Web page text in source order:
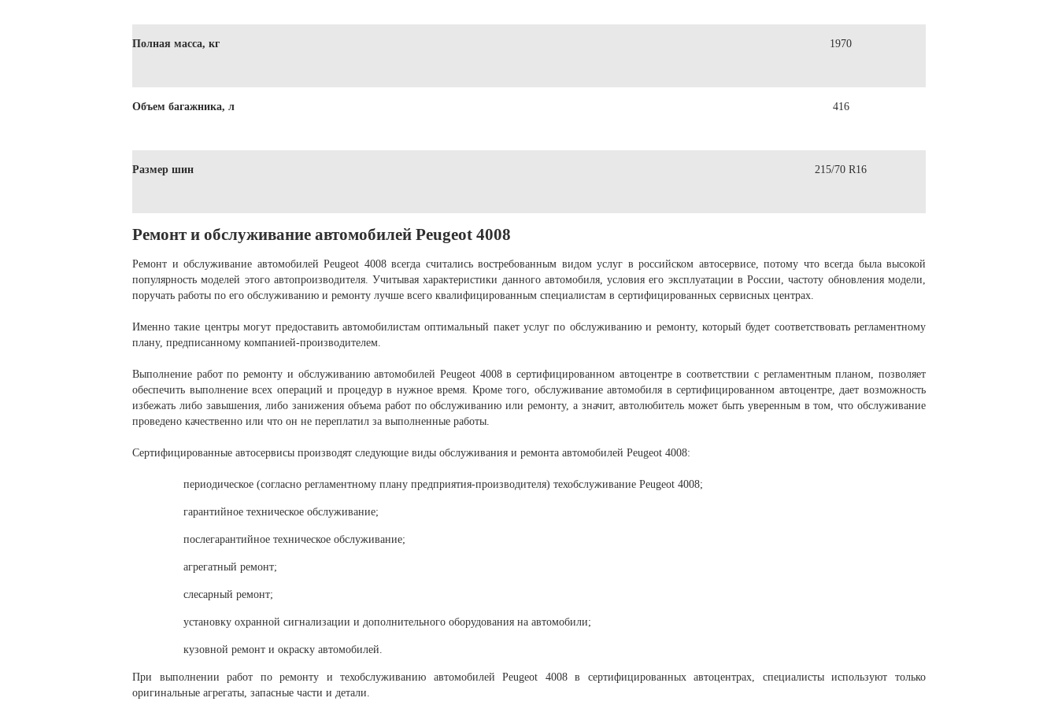
Полная масса, кг 1970
Объем багажника, л 416
Размер шин 215/70 R16
Ремонт и обслуживание автомобилей Peugeot 4008
Ремонт и обслуживание автомобилей Peugeot 4008 всегда считались востребованным видом услуг в российском автосервисе, потому что всегда была высокой
популярность моделей этого автопроизводителя. Учитывая характеристики данного автомобиля, условия его эксплуатации в России, частоту обновления модели,
поручать работы по его обслуживанию и ремонту лучше всего квалифицированным специалистам в сертифицированных сервисных центрах.
Именно такие центры могут предоставить автомобилистам оптимальный пакет услуг по обслуживанию и ремонту, который будет соответствовать регламентному
плану, предписанному компанией-производителем.
Выполнение работ по ремонту и обслуживанию автомобилей Peugeot 4008 в сертифицированном автоцентре в соответствии с регламентным планом, позволяет
обеспечить выполнение всех операций и процедур в нужное время. Кроме того, обслуживание автомобиля в сертифицированном автоцентре, дает возможность
избежать либо завышения, либо занижения объема работ по обслуживанию или ремонту, а значит, автолюбитель может быть уверенным в том, что обслуживание
проведено качественно или что он не переплатил за выполненные работы.
Сертифицированные автосервисы производят следующие виды обслуживания и ремонта автомобилей Peugeot 4008:
периодическое (согласно регламентному плану предприятия-производителя) техобслуживание Peugeot 4008;
гарантийное техническое обслуживание;
послегарантийное техническое обслуживание;
агрегатный ремонт;
слесарный ремонт;
установку охранной сигнализации и дополнительного оборудования на автомобили;
кузовной ремонт и окраску автомобилей.
При выполнении работ по ремонту и техобслуживанию автомобилей Peugeot 4008 в сертифицированных автоцентрах, специалисты используют только
оригинальные агрегаты, запасные части и детали.